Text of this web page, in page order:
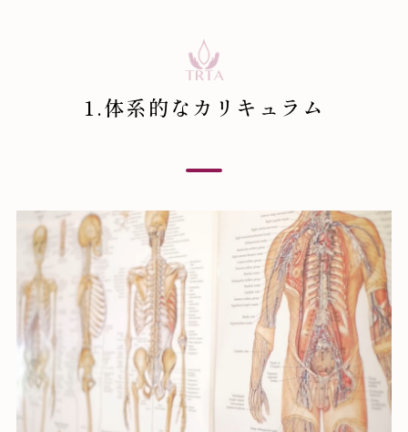
1.体系的なカリキュラム